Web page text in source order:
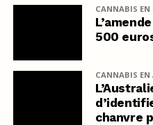
CANNABIS EN
500
CANNABIS EN
chanvre